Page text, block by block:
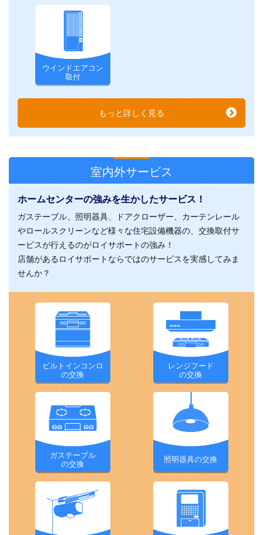
ウインドエアコン
取付
もっと詳しく見る
室内外サービス
ホームセンターの強みを生かしたサービス！
ガステーブル、照明器具、ドアクローザー、カーテンレール
やロールスクリーンなど様々な住宅設備機器の、交換取付サ
ービスが行えるのがロイサポートの強み！
店舗があるロイサポートならではのサービスを実感してみま
せんか？
ビルトインコンロ
の交換
レンジフード
の交換
ガステーブル
の交換
照明器具の交換